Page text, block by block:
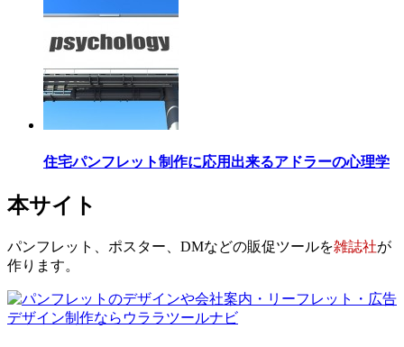
住宅パンフレット制作に応用出来るアドラーの心理学
本サイト
パンフレット、ポスター、DMなどの販促ツールを雑誌社が
作ります。